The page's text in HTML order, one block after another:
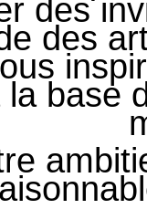
des
des
base